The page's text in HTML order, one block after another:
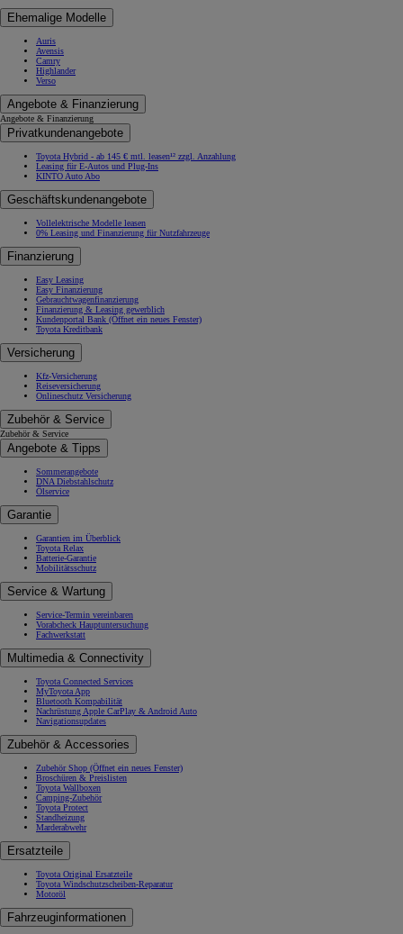
Ehemalige Modelle
Auris
Avensis
Camry
Highlander
Verso
Angebote & Finanzierung
Angebote & Finanzierung
Privatkundenangebote
Toyota Hybrid - ab 145 € mtl. leasen¹² zzgl. Anzahlung
Leasing für E-Autos und Plug-Ins
KINTO Auto Abo
Geschäftskundenangebote
Vollelektrische Modelle leasen
0% Leasing und Finanzierung für Nutzfahrzeuge
Finanzierung
Easy Leasing
Easy Finanzierung
Gebrauchtwagenfinanzierung
Finanzierung & Leasing gewerblich
Kundenportal Bank (Öffnet ein neues Fenster)
Toyota Kreditbank
Versicherung
Kfz-Versicherung
Reiseversicherung
Onlineschutz Versicherung
Zubehör & Service
Zubehör & Service
Angebote & Tipps
Sommerangebote
DNA Diebstahlschutz
Ölservice
Garantie
Garantien im Überblick
Toyota Relax
Batterie-Garantie
Mobilitätsschutz
Service & Wartung
Service-Termin vereinbaren
Vorabcheck Hauptuntersuchung
Fachwerkstatt
Multimedia & Connectivity
Toyota Connected Services
MyToyota App
Bluetooth Kompabilität
Nachrüstung Apple CarPlay & Android Auto
Navigationsupdates
Zubehör & Accessories
Zubehör Shop (Öffnet ein neues Fenster)
Broschüren & Preislisten
Toyota Wallboxen
Camping-Zubehör
Toyota Protect
Standheizung
Marderabwehr
Ersatzteile
Toyota Original Ersatzteile
Toyota Windschutzscheiben-Reparatur
Motoröl
Fahrzeuginformationen